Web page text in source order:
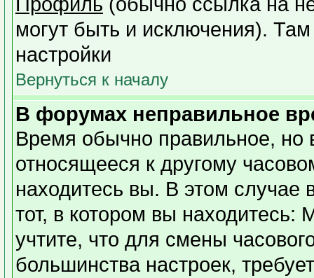
могут быть и исключения).
настройки
Вернуться к началу
В форумах неправильное
Время обычно правильное, но
относящееся к другому
находитесь вы. В этом случае
тот, в котором вы находитесь:
учтите, что для смены
большинства настроек,